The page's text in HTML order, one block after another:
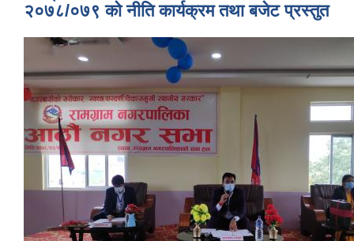
२०७८/०७९ को नीति कार्यक्रम तथा बजेट प्रस्तुत